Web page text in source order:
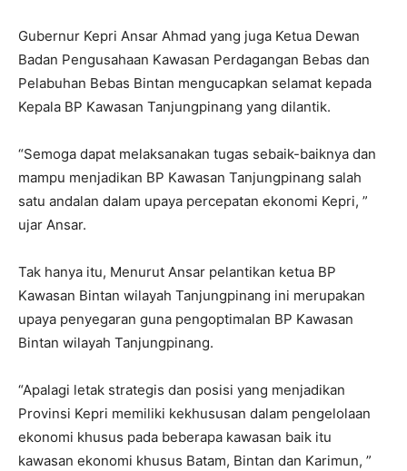
Gubernur Kepri Ansar Ahmad yang juga Ketua Dewan
Badan Pengusahaan Kawasan Perdagangan Bebas dan
Pelabuhan Bebas Bintan mengucapkan selamat kepada
Kepala BP Kawasan Tanjungpinang yang dilantik.
“Semoga dapat melaksanakan tugas sebaik-baiknya dan
mampu menjadikan BP Kawasan Tanjungpinang salah
satu andalan dalam upaya percepatan ekonomi Kepri, ”
ujar Ansar.
Tak hanya itu, Menurut Ansar pelantikan ketua BP
Kawasan Bintan wilayah Tanjungpinang ini merupakan
upaya penyegaran guna pengoptimalan BP Kawasan
Bintan wilayah Tanjungpinang.
“Apalagi letak strategis dan posisi yang menjadikan
Provinsi Kepri memiliki kekhususan dalam pengelolaan
ekonomi khusus pada beberapa kawasan baik itu
kawasan ekonomi khusus Batam, Bintan dan Karimun, ”